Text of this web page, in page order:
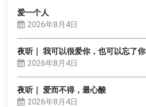
爱一个人
2026年8月4日
夜听｜ 我可以很爱你，也可以忘了你
2026年8月4日
夜听｜ 爱而不得，最心酸
2026年8月4日